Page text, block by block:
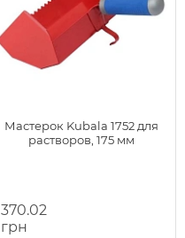
Мастерок Kubala 1752 для
растворов, 175 мм
370.02
грн